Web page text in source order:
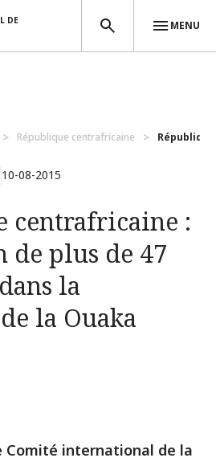
DE
MENU
République centrafricaine
10-08-2015
centrafricaine :
de plus de 47
la
la Ouaka
Comité international de la